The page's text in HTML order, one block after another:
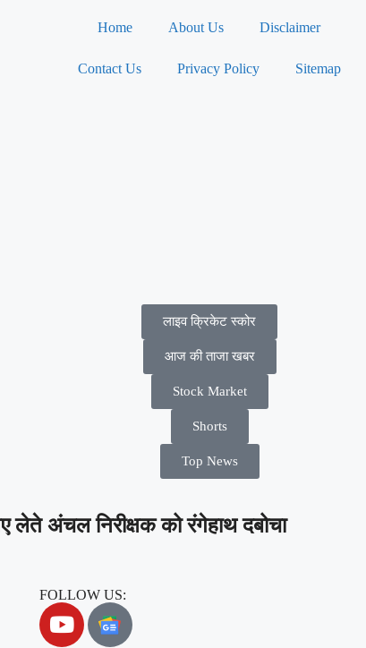
Home
About Us Disclaimer
Contact Us Privacy Policy Sitemap
लाइव क्रिकेट स्कोर
आज की ताजा खबर
Stock Market
Shorts
Top News
अंचल निरीक्षक को रंगेहाथ दबोचा
FOLLOW US: